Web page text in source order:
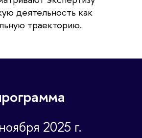
деятельность как
траекторию.
2025 г.